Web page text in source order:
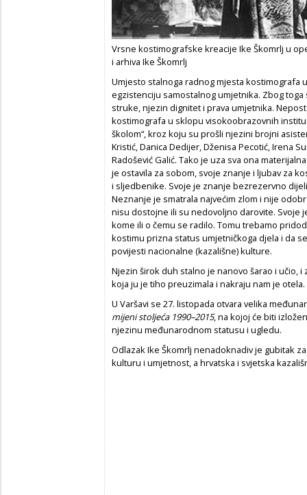
Vrsne kostimografske kreacije Ike Škomrlj u
i arhiva Ike Škomrlj
Umjesto stalnoga radnog mjesta kostimografa
egzistenciju samostalnog umjetnika. Zbog
struke, njezin dignitet i prava umjetnika.
kostimografa u sklopu visokoobrazovnih
školom“, kroz koju su prošli njezini brojni
Kristić, Danica Dedijer, Dženisa Pecotić, Irena
Radošević Galić. Tako je uza sva ona
je ostavila za sobom, svoje znanje i ljubav za
i sljedbenike. Svoje je znanje bezrezervno
Neznanje je smatrala najvećim zlom i nije
nisu dostojne ili su nedovoljno darovite. Svoje
kome ili o čemu se radilo. Tomu trebamo
kostimu prizna status umjetničkoga djela i da
povijesti nacionalne (kazališne) kulture.
Njezin širok duh stalno je nanovo šarao i učio,
koja ju je tiho preuzimala i nakraju nam je otela.
U Varšavi se 27. listopada otvara velika
mijeni stoljeća 1990–2015,na kojoj će biti
njezinu međunarodnom statusu i ugledu.
Odlazak Ike Škomrlj nenadoknadiv je gubitak
kulturu i umjetnost, a hrvatska i svjetska